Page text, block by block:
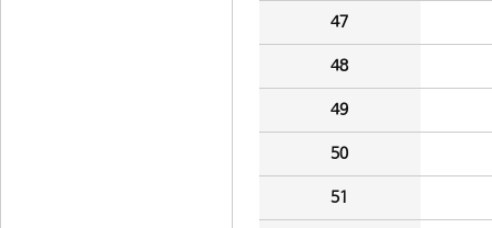
47
48
49
50
51